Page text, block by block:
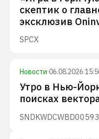
скептик о
эксклюзив
SPCX
Новости·06.08.2026
Утро в Нью-
поисках
SNDKWDCWBD